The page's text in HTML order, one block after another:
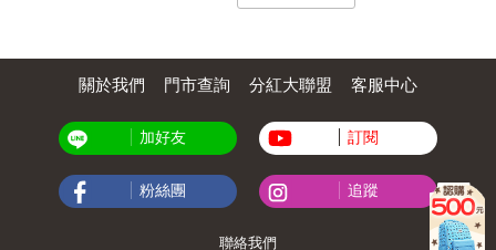
關於我們 門市查詢 分紅大聯盟 客服中心
加好友 訂閱
粉絲團 追蹤
聯絡我們